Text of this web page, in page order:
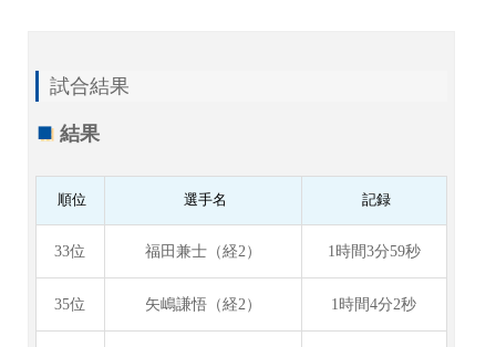
試合結果
結果
順位 選手名 記録
33位 福田兼士（経2） 1時間3分59秒
35位 矢嶋謙悟（経2） 1時間4分2秒